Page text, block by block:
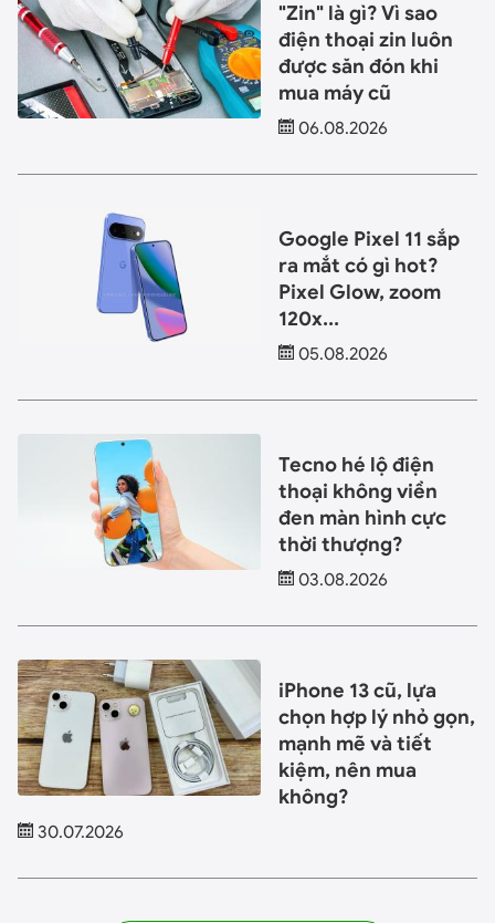
"Zin" là gì? Vì sao
điện thoại zin luôn
được săn đón khi
mua máy cũ
06.08.2026
Google Pixel 11 sắp
ra mắt có gì hot?
Pixel Glow, zoom
120x...
05.08.2026
Tecno hé lộ điện
thoại không viền
đen màn hình cực
thời thượng?
03.08.2026
iPhone 13 cũ, lựa
chọn hợp lý nhỏ gọn,
mạnh mẽ và tiết
kiệm, nên mua
không?
30.07.2026